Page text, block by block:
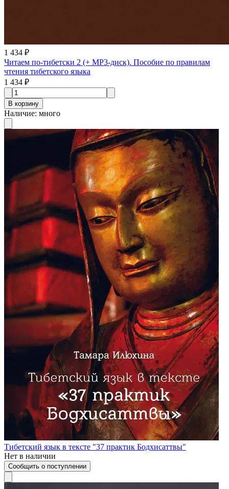
1 434 ₽
Читаем по-тибетски 2 (+ MP3-диск). Пособие по правилам
чтения тибетского языка
1 434 ₽
В корзину
Наличие: много
Тибетский язык в тексте "37 практик Бодхисаттвы"
Нет в наличии
Сообщить о поступлении